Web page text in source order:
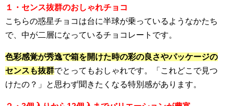
１・センス抜群のおしゃれチョコ
こちらの惑星チョコは台に半球が乗っているようなかたち
で、中が二層になっているチョコレートです。
色彩感覚が秀逸で箱を開けた時の彩の良さやパッケージの
センスも抜群でとってもおしゃれです。「これどこで見つ
けたの？」と思わず聞きたくなる特別感があります。